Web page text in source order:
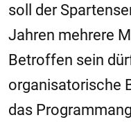
soll der
Jahren mehrere
Betroffen sein
organisatorische
das